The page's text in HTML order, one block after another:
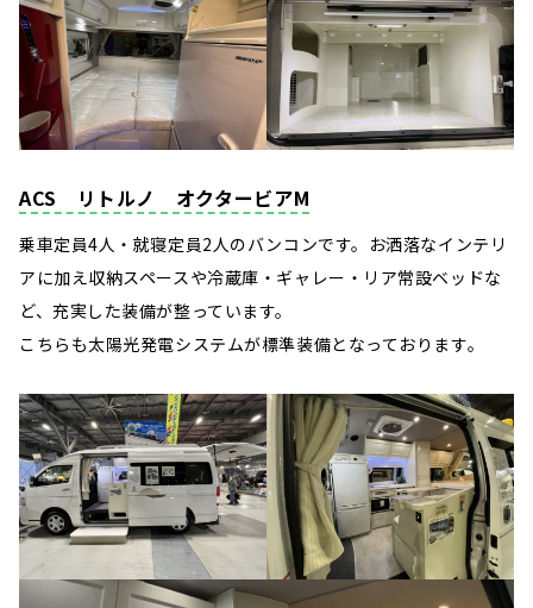
ACS リトルノ オクタービアM
乗車定員4人・就寝定員2人のバンコンです。お洒落なインテリ
アに加え収納スペースや冷蔵庫・ギャレー・リア常設ベッドな
ど、充実した装備が整っています。
こちらも太陽光発電システムが標準装備となっております。